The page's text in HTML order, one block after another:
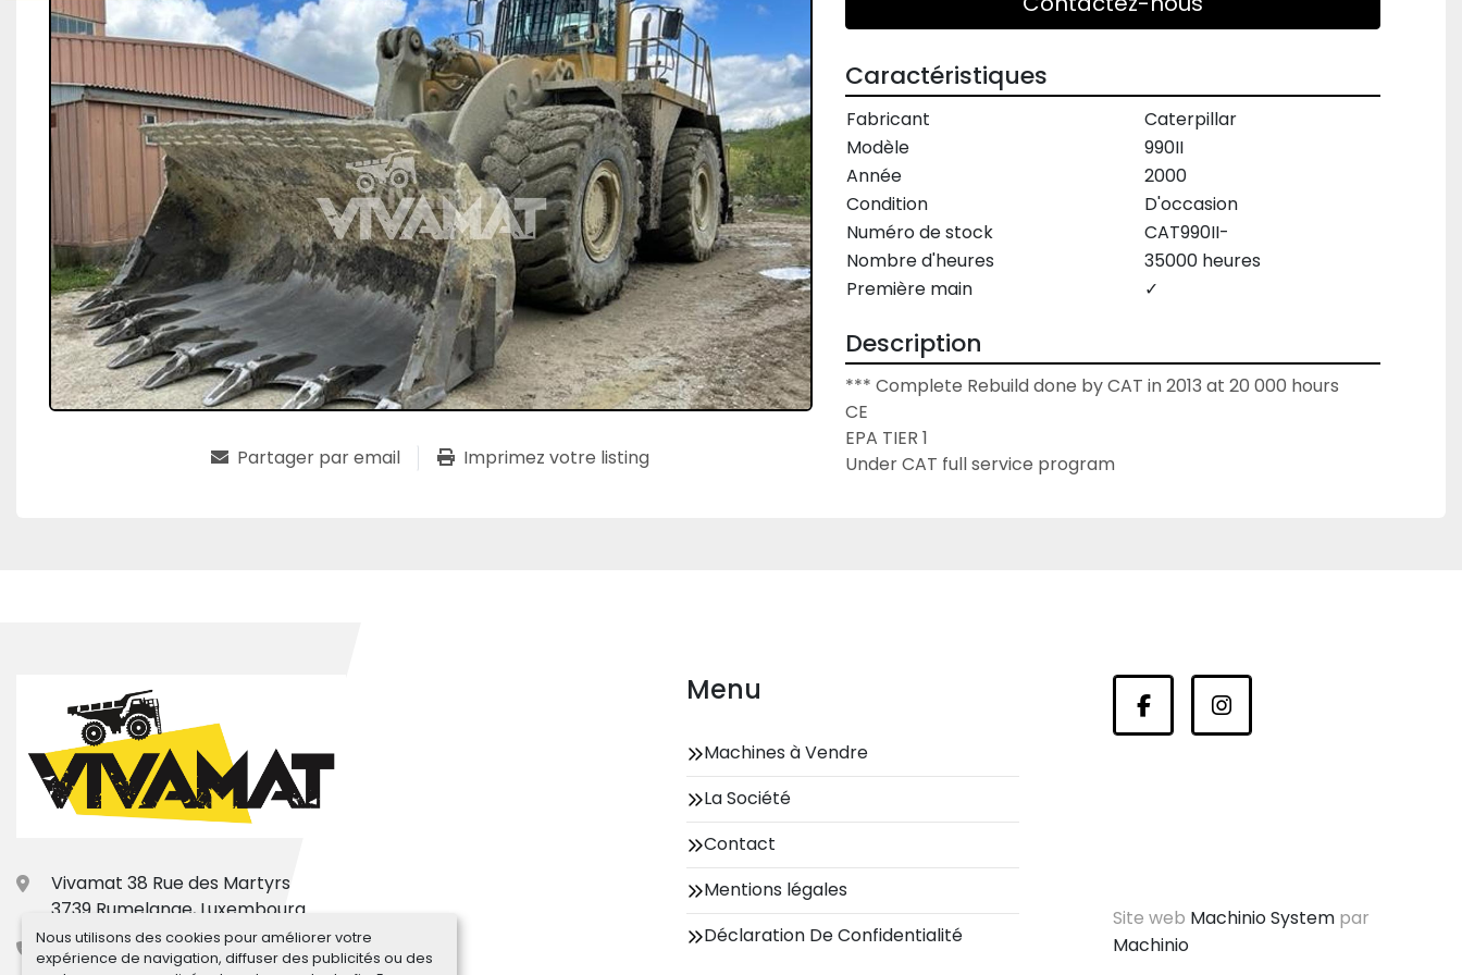
Nous utilisons des cookies pour améliorer votre
expérience de navigation, diffuser des publicités ou des
Partager par email Imprimez votre listing
Caractéristiques
Fabricant
Caterpillar
Modèle
990II
Année
2000
Condition
D'occasion
Numéro de stock
CAT990II-
Nombre d'heures
35000 heures
Première main
✓
Description
*** Complete Rebuild done by CAT in 2013 at 20 000 hours
CE
EPA TIER 1
Under CAT full service program
Vivamat 38 Rue des Martyrs
3739 Rumelange, Luxembourg
+33.7.77.31.66.15
Menu
Machines à Vendre
La Société
Contact
Mentions légales
Déclaration De Confidentialité
facebookinstagram
Site web Machinio System par
Machinio